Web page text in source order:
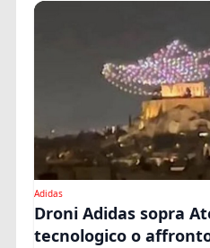
Adidas
Droni Adidas sopra
tecnologico o